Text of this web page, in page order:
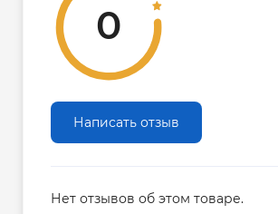
0
Написать отзыв
Нет отзывов об этом товаре.